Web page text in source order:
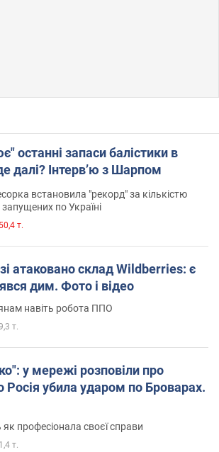
останні запаси балістики в
далі? Інтерв’ю з Шарпом
встановила "рекорд" за кількістю
по Україні
50,4 т.
атаковано склад Wildberries: є
дим. Фото і відео
навіть робота ППО
т.
у мережі розповіли про
Росія убила ударом по Броварах.
професіонала своєї справи
1,4 т.